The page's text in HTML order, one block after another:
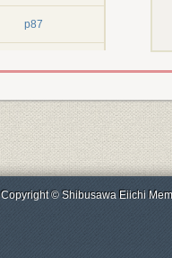
p87
p99
p99
p106
Copyright © Shibusawa Eiichi